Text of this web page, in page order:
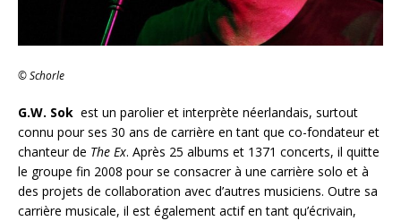
© Schorle
G.W. Sok est un parolier et interprète néerlandais, surtout
connu pour ses 30 ans de carrière en tant que co-fondateur et
chanteur de The Ex. Après 25 albums et 1371 concerts, il quitte
le groupe fin 2008 pour se consacrer à une carrière solo et à
des projets de collaboration avec d’autres musiciens. Outre sa
carrière musicale, il est également actif en tant qu’écrivain,